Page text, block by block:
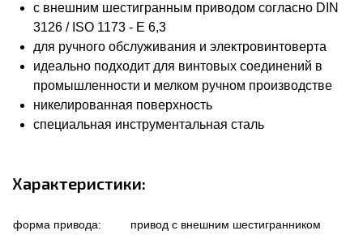
с внешним шестигранным приводом согласно DIN
3126 / ISO 1173 - E 6,3
для ручного обслуживания и электровинтоверта
идеально подходит для винтовых соединений в
промышленности и мелком ручном производстве
никелированная поверхность
специальная инструментальная сталь
Характеристики:
форма привода:
привод с внешним шестигранником